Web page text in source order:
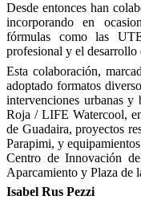
Desde entonces han
incorporando en
fórmulas como las
profesional y el desarrollo
Esta colaboración,
adoptado formatos
intervenciones urbanas
Roja / LIFE Watercool,
de Guadaira, proyectos
Parapimi, y
Centro de Innovación
Aparcamiento y Plaza de
Isabel Rus Pezzi